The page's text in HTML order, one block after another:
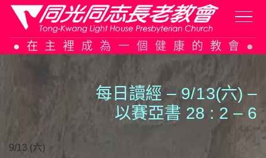
Skip
to
在主裡成為一個健康的教會
每日讀經 – 9/13(六) –
以賽亞書 28 : 2 – 6
9/13 (六)